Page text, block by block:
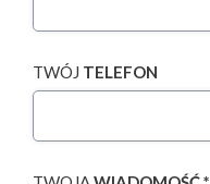
TWÓJ TELEFON